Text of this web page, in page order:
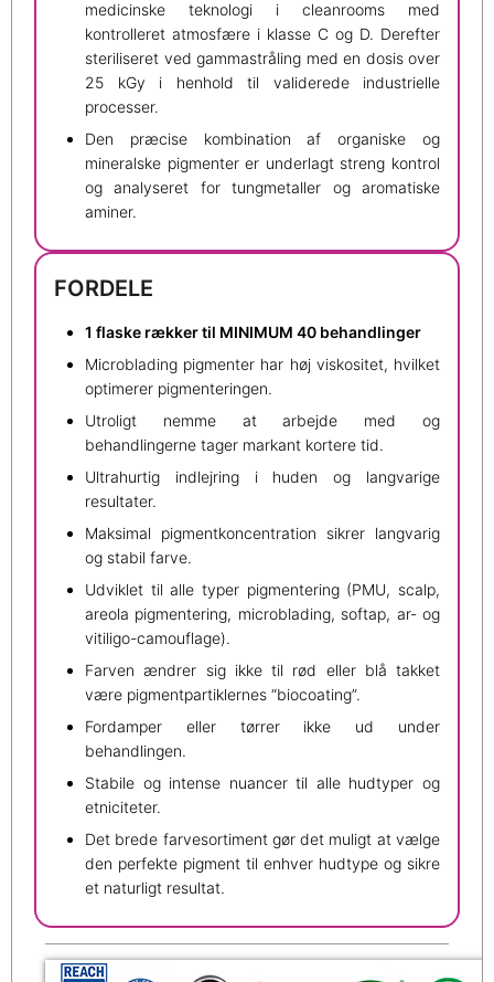
medicinske teknologi i cleanrooms med
kontrolleret atmosfære i klasse C og D. Derefter
steriliseret ved gammastråling med en dosis over
25 kGy i henhold til validerede industrielle
processer.
Den præcise kombination af organiske og
mineralske pigmenter er underlagt streng kontrol
og analyseret for tungmetaller og aromatiske
aminer.
FORDELE
1 flaske rækker til MINIMUM 40 behandlinger
Microblading pigmenter har høj viskositet, hvilket
optimerer pigmenteringen.
Utroligt nemme at arbejde med og
behandlingerne tager markant kortere tid.
Ultrahurtig indlejring i huden og langvarige
resultater.
Maksimal pigmentkoncentration sikrer langvarig
og stabil farve.
Udviklet til alle typer pigmentering (PMU, scalp,
areola pigmentering, microblading, softap, ar- og
vitiligo-camouflage).
Farven ændrer sig ikke til rød eller blå takket
være pigmentpartiklernes “biocoating”.
Fordamper eller tørrer ikke ud under
behandlingen.
Stabile og intense nuancer til alle hudtyper og
etniciteter.
Det brede farvesortiment gør det muligt at vælge
den perfekte pigment til enhver hudtype og sikre
et naturligt resultat.